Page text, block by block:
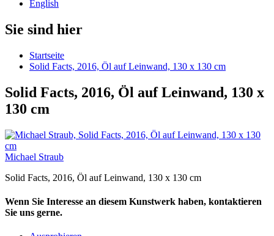
English
Sie sind hier
Startseite
Solid Facts, 2016, Öl auf Leinwand, 130 x 130 cm
Solid Facts, 2016, Öl auf Leinwand, 130 x
130 cm
Michael Straub
Solid Facts, 2016, Öl auf Leinwand, 130 x 130 cm
Wenn Sie Interesse an diesem Kunstwerk haben, kontaktieren
Sie uns gerne.